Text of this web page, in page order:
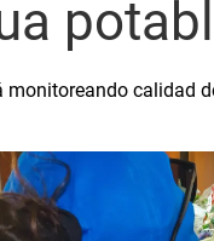
monitoreando calidad